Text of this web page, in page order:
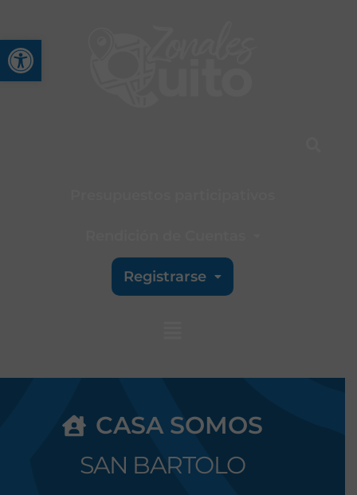
Abrir barra de
Registrarse
CASA SOMOS
SAN BARTOLO